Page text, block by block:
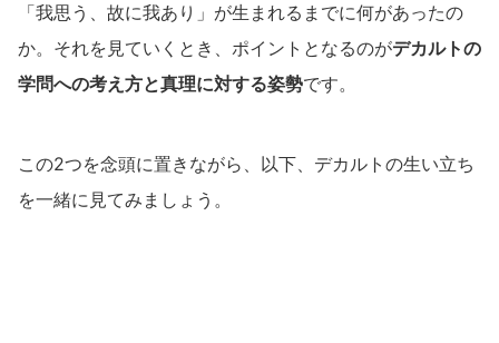
「我思う、故に我あり」が生まれるまでに何があったの
か。それを見ていくとき、ポイントとなるのがデカルトの
学問への考え方と真理に対する姿勢です。
この2つを念頭に置きながら、以下、デカルトの生い立ち
を一緒に見てみましょう。